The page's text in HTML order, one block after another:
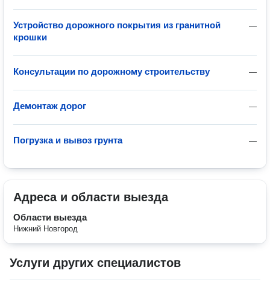
—
Устройство дорожного покрытия из гранитной
крошки
—
Консультации по дорожному строительству
—
Демонтаж дорог
—
Погрузка и вывоз грунта
Адреса и области выезда
Области выезда
Нижний Новгород
Услуги других специалистов